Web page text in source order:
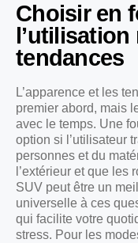
Choisir en
tendances
L’apparence et les
premier abord, mais
avec le temps. Une
option si l’utilisateur
personnes et du
l’extérieur et que les
SUV peut être un
universelle à ces
qui facilite votre
stress. Pour les